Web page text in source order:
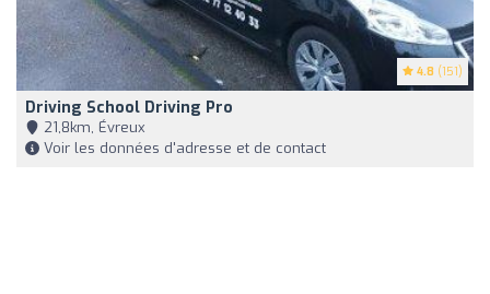
4.8 (151)
Driving School Driving Pro
21,8km, Évreux
Voir les données d'adresse et de contact